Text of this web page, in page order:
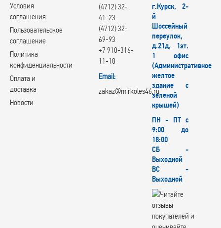
Условия
соглашения
Пользовательское
соглашение
Политика
конфиденциальности
Оплата и
доставка
Новости
(4712) 32-
41-23
(4712) 32-
69-93
+7 910-316-
11-18
Email:
zakaz@mirkoles46.ru
г.Курск, 2-
й
Шоссейный
переулок,
д.21д, 1эт.
1 офис
(Административное
желтое
здание с
зеленой
крышей)
ПН - ПТ с
9:00 до
18:00
СБ -
Выходной
ВС -
Выходной